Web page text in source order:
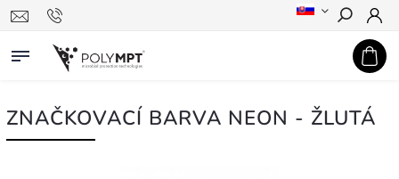
Hledat
ZNAČKOVACÍ BARVA NEON - ŽLUTÁ